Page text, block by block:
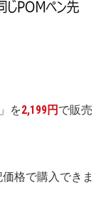
」を2,199円 で販売
格で購入できま